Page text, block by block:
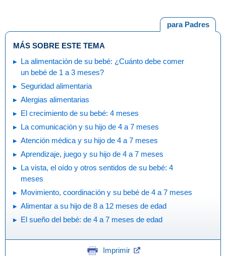
para Padres
MÁS SOBRE ESTE TEMA
La alimentación de su bebé: ¿Cuánto debe comer
un bebé de 1 a 3 meses?
Seguridad alimentaria
Alergias alimentarias
El crecimiento de su bebé: 4 meses
La comunicación y su hijo de 4 a 7 meses
Atención médica y su hijo de 4 a 7 meses
Aprendizaje, juego y su hijo de 4 a 7 meses
La vista, el oído y otros sentidos de su bebé: 4
meses
Movimiento, coordinación y su bebé de 4 a 7 meses
Alimentar a su hijo de 8 a 12 meses de edad
El sueño del bebé: de 4 a 7 meses de edad
Imprimir